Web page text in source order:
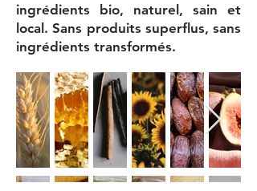
ingrédients bio, naturel, sain et
local. Sans produits superflus, sans
ingrédients transformés.